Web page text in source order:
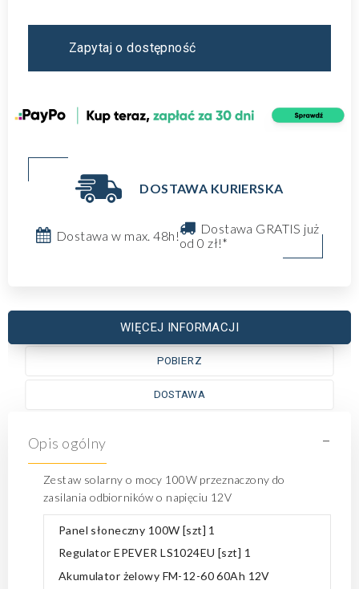
Zapytaj o dostępność
DOSTAWA KURIERSKA
Dostawa w max. 48h!
Dostawa GRATIS już
od 0 zł!*
WIĘCEJ INFORMACJI
POBIERZ
DOSTAWA
Opis ogólny -
Zestaw solarny o mocy 100W przeznaczony do
zasilania odbiorników o napięciu 12V
Panel słoneczny 100W [szt] 1
Regulator EPEVER LS1024EU [szt] 1
Akumulator żelowy FM-12-60 60Ah 12V